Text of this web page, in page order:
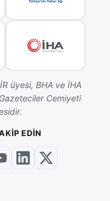
üyesi, BHA ve İHA
Cemiyeti
EDIN